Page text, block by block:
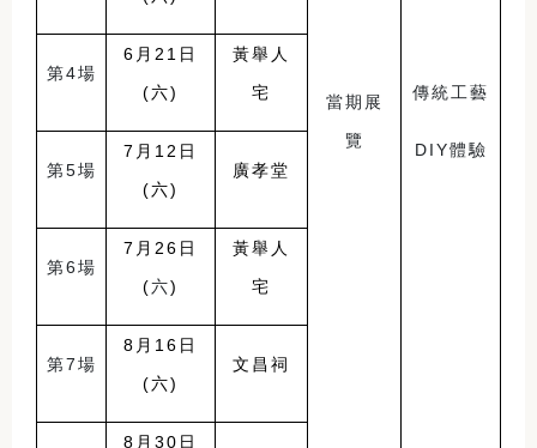
當期展
覽
傳統工藝
DIY體驗
第4場
6 月21日
(六)
黃舉人
宅
第5場
7 月12日
(六)
廣孝堂
第6場
7 月26日
(六)
黃舉人
宅
第7場
8 月16日
(六)
文昌祠
8 月30日